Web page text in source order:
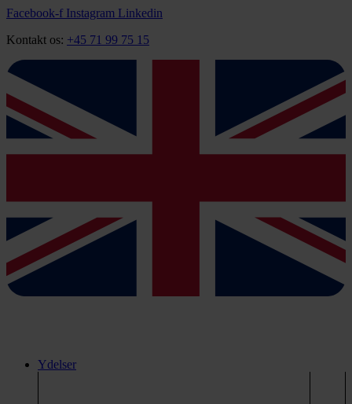
Videre
indhold
Facebook-f Instagram Linkedin
Kontakt os: +45 71 99 75 15
Ydelser